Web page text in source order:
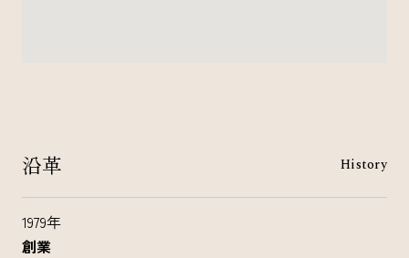
沿革 History
1979年
創業